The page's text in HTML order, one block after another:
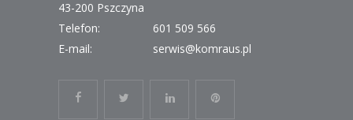
43-200 Pszczyna
Telefon:
601 509 566
E-mail:
serwis@komraus.pl